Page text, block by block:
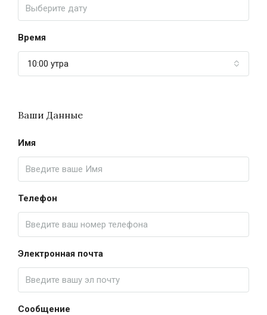
Время
10:00 утра
Ваши Данные
Имя
Телефон
Электронная почта
Сообщение